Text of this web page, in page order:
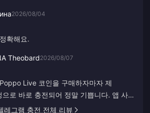
2026/08/04
확해요.
Theobard2026/08/07
Live 코인을 구매하자마자 제
로 바로 충전되어 정말 기쁩니다. 앱 사용
되어 있어서 아주 만족스러웠어요. 감사합
레그램 충전 전체 리뷰